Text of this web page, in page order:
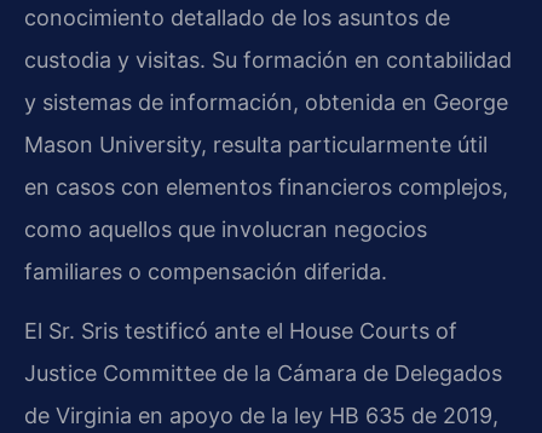
conocimiento detallado de los asuntos de
custodia y visitas. Su formación en contabilidad
y sistemas de información, obtenida en George
Mason University, resulta particularmente útil
en casos con elementos financieros complejos,
como aquellos que involucran negocios
familiares o compensación diferida.
El Sr. Sris testificó ante el House Courts of
Justice Committee de la Cámara de Delegados
de Virginia en apoyo de la ley HB 635 de 2019,